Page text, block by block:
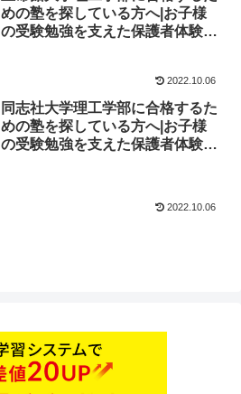
めの塾を探している方へ|お子様
の受験勉強を支えた保護者体験
2022.10.06
同志社大学理工学部に合格するた
めの塾を探している方へ|お子様
の受験勉強を支えた保護者体験
2022.10.06